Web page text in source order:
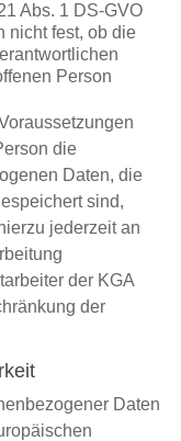
Abs. 1 DS-GVO
nicht fest, ob die
Person
die
Daten, die
sind,
jederzeit an
der KGA
der
Daten